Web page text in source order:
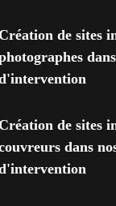
Création de sites
Création de sites
dans